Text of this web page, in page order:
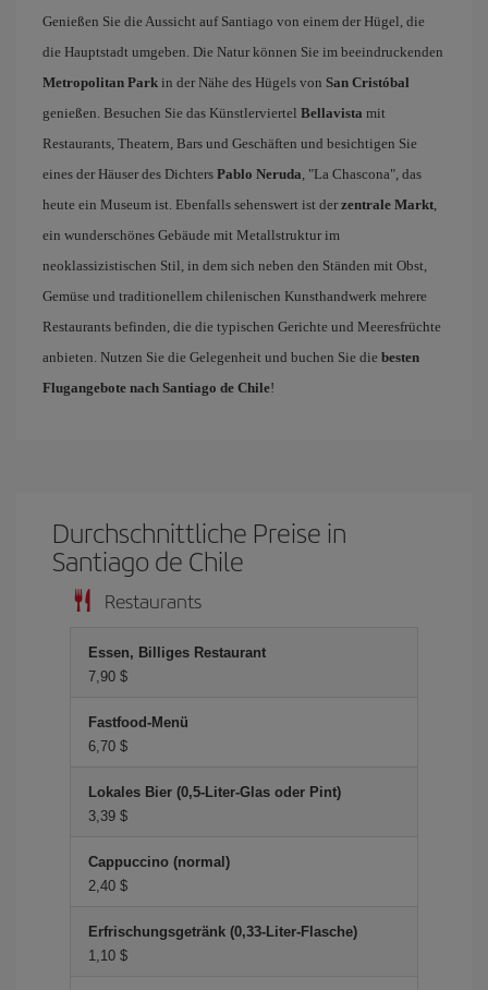
Genießen Sie die Aussicht auf Santiago von einem der Hügel, die
die Hauptstadt umgeben. Die Natur können Sie im beeindruckenden
Metropolitan Park in der Nähe des Hügels von San Cristóbal
genießen. Besuchen Sie das Künstlerviertel Bellavista mit
Restaurants, Theatern, Bars und Geschäften und besichtigen Sie
eines der Häuser des Dichters Pablo Neruda, "La Chascona", das
heute ein Museum ist. Ebenfalls sehenswert ist der zentrale Markt,
ein wunderschönes Gebäude mit Metallstruktur im
neoklassizistischen Stil, in dem sich neben den Ständen mit Obst,
Gemüse und traditionellem chilenischen Kunsthandwerk mehrere
Restaurants befinden, die die typischen Gerichte und Meeresfrüchte
anbieten. Nutzen Sie die Gelegenheit und buchen Sie die besten
Flugangebote nach Santiago de Chile!
Durchschnittliche Preise in
Santiago de Chile
Restaurants
Essen, Billiges Restaurant
7,90 $
Fastfood-Menü
6,70 $
Lokales Bier (0,5-Liter-Glas oder Pint)
3,39 $
Cappuccino (normal)
2,40 $
Erfrischungsgetränk (0,33-Liter-Flasche)
1,10 $